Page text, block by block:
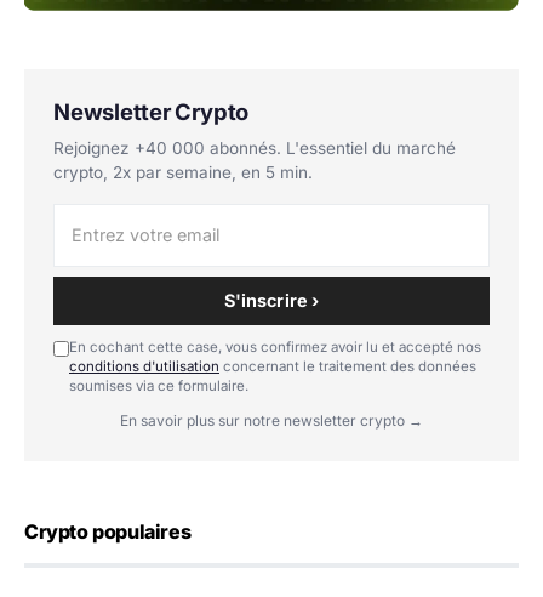
Newsletter Crypto
Rejoignez +40 000 abonnés. L'essentiel du marché
crypto, 2x par semaine, en 5 min.
S'inscrire ›
En cochant cette case, vous confirmez avoir lu et accepté nos
conditions d'utilisation concernant le traitement des données
soumises via ce formulaire.
En savoir plus sur notre newsletter crypto →
Crypto populaires